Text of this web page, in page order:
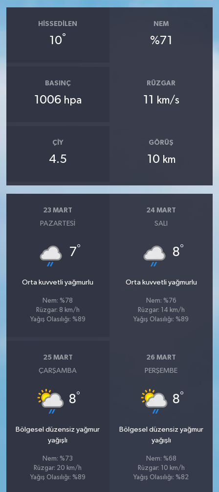
HISSEDILEN
10°
NEM
%71
BASINÇ
1006 hpa
RÜZGAR
11 km/s
ÇIY
4.5
GÖRÜŞ
10 km
23 MART
PAZARTESI
7°
Orta kuvvetli yağmurlu
Nem: %78
Rüzgar: 8 km/h
Yağış Olasılığı: %89
24 MART
SALI
8°
Orta kuvvetli yağmurlu
Nem: %76
Rüzgar: 14 km/h
Yağış Olasılığı: %89
25 MART
ÇARŞAMBA
8°
Bölgesel düzensiz yağmur
yağışlı
Nem: %73
Rüzgar: 20 km/h
Yağış Olasılığı: %89
26 MART
PERŞEMBE
8°
Bölgesel düzensiz yağmur
yağışlı
Nem: %68
Rüzgar: 10 km/h
Yağış Olasılığı: %82